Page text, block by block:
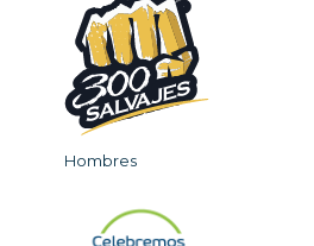
Hombres